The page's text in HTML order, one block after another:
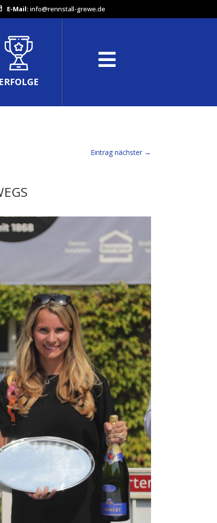
E-Mail: info@rennstall-grewe.de
ERFOLGE
Eintrag nächster→